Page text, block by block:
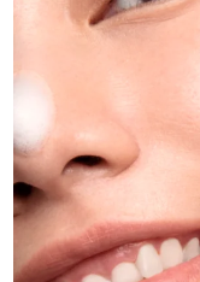
All
All
All
All
All
All
All
脫毛
IPL
痘肌護理
法國
德國
直布羅陀
希臘